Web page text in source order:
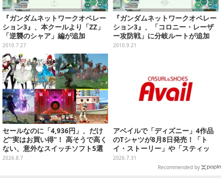
『ガンダムネットワークオペレー
ション3』、本クールより「ZZ」
「逆襲のシャア」編が追加
2010.7.27
『ガンダムネットワークオペレー
ション3』、「コロニー・レーザ
ー攻防戦」に分岐ルートが追加
2010.9.21
セールなのに「4,936円」、だけ
ど“実はお買い得”！ 高そうで高く
ない、意外なスイッチソフト5選
2026.8.7
アベイルで「ディズニー」4作品
のTシャツが8月8日発売！「ト
イ・ストーリー」や「スティッ
チ」のキャラを刺しゅうでデザイ
2026.7.31
Recommended by